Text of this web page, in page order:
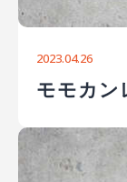
2023.04.26
モモカン